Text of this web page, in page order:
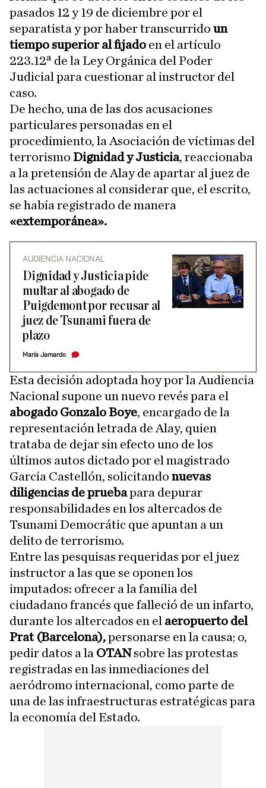
pasados 12 y 19 de diciembre por el
separatista y por haber transcurrido un
tiempo superior al fijado en el artículo
223.12ª de la Ley Orgánica del Poder
Judicial para cuestionar al instructor del
caso.
De hecho, una de las dos acusaciones
particulares personadas en el
procedimiento, la Asociación de víctimas del
terrorismo Dignidad y Justicia, reaccionaba
a la pretensión de Alay de apartar al juez de
las actuaciones al considerar que, el escrito,
se había registrado de manera
«extemporánea».
AUDIENCIA NACIONAL
Dignidad y Justicia pide
multar al abogado de
Puigdemont por recusar al
juez de Tsunami fuera de
plazo
María Jamardo
Esta decisión adoptada hoy por la Audiencia
Nacional supone un nuevo revés para el
abogado Gonzalo Boye, encargado de la
representación letrada de Alay, quien
trataba de dejar sin efecto uno de los
últimos autos dictado por el magistrado
García Castellón, solicitando nuevas
diligencias de pruebapara depurar
responsabilidades en los altercados de
Tsunami Democrátic que apuntan a un
delito de terrorismo.
Entre las pesquisas requeridas por el juez
instructor a las que se oponen los
imputados: ofrecer a la familia del
ciudadano francés que falleció de un infarto,
durante los altercados en el aeropuerto del
Prat (Barcelona),personarse en la causa; o,
pedir datos a la OTANsobre las protestas
registradas en las inmediaciones del
aeródromo internacional, como parte de
una de las infraestructuras estratégicas para
la economía del Estado.